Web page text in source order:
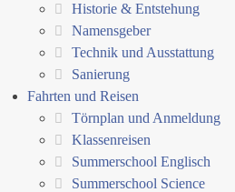
Historie & Entstehung
Namensgeber
Technik und Ausstattung
Sanierung
Fahrten und Reisen
Törnplan und Anmeldung
Klassenreisen
Summerschool Englisch
Summerschool Science